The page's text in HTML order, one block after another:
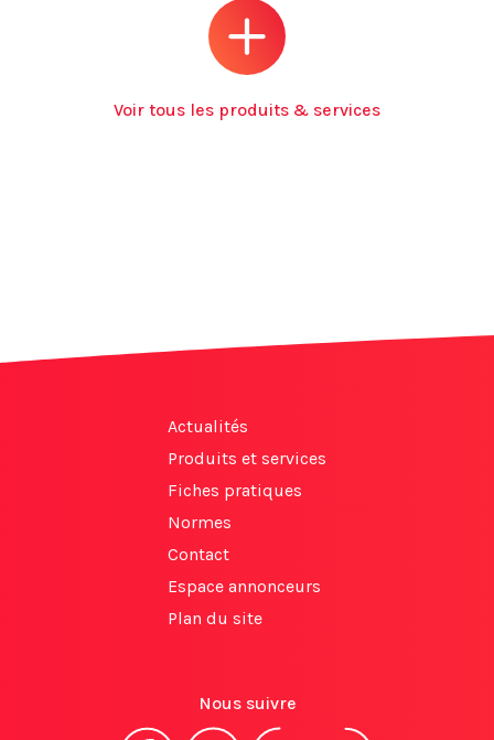
Voir tous les produits & services
Actualités
Produits et services
Fiches pratiques
Normes
Contact
Espace annonceurs
Plan du site
Nous suivre